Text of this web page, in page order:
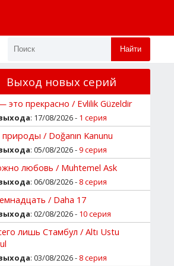
Найти
Выход новых серий
это прекрасно / Evlilik Güzeldir
: 17/08/2026 - 1 серия
/ Doğanın Kanunu
: 05/08/2026 -9 серия
любовь / Muhtemel Ask
: 06/08/2026 - 8 серия
/ Daha 17
: 02/08/2026 - 10 серия
лишь Стамбул / Altı Ustu
: 03/08/2026 - 8 серия